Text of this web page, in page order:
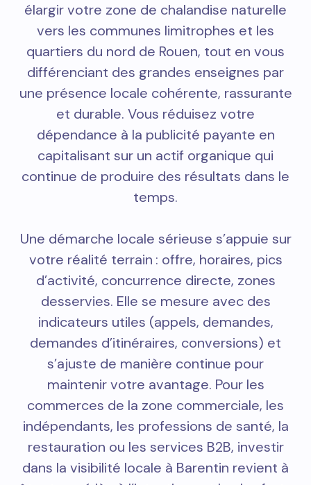
élargir votre zone de chalandise naturelle
vers les communes limitrophes et les
quartiers du nord de Rouen, tout en vous
différenciant des grandes enseignes par
une présence locale cohérente, rassurante
et durable. Vous réduisez votre
dépendance à la publicité payante en
capitalisant sur un actif organique qui
continue de produire des résultats dans le
temps.
Une démarche locale sérieuse s’appuie sur
votre réalité terrain : offre, horaires, pics
d’activité, concurrence directe, zones
desservies. Elle se mesure avec des
indicateurs utiles (appels, demandes,
demandes d’itinéraires, conversions) et
s’ajuste de manière continue pour
maintenir votre avantage. Pour les
commerces de la zone commerciale, les
indépendants, les professions de santé, la
restauration ou les services B2B, investir
dans la visibilité locale à Barentin revient à